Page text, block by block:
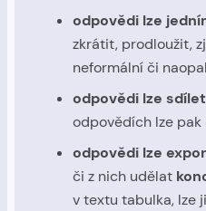
odpovědi lze
zkrátit, prodloužit,
neformální či
odpovědi lze sdílet
odpovědích lze
odpovědi lze
či z nich udělat
v textu tabulka, lze